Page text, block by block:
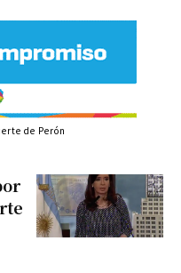
de Perón